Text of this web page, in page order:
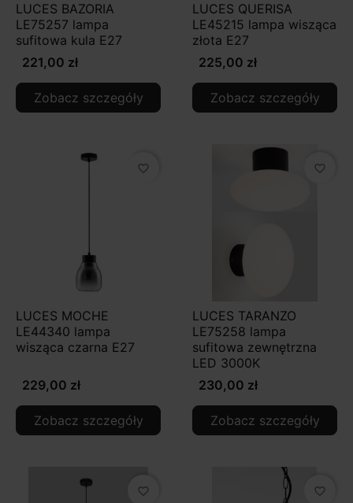
LUCES BAZORIA
LE75257 lampa
sufitowa kula E27
221,00 zł
Zobacz szczegóły
LUCES QUERISA
LE45215 lampa wisząca
złota E27
225,00 zł
Zobacz szczegóły
favorite_border
LUCES MOCHE
LE44340 lampa
wisząca czarna E27
229,00 zł
Zobacz szczegóły
favorite_border
LUCES TARANZO
LE75258 lampa
sufitowa zewnętrzna
LED 3000K
230,00 zł
Zobacz szczegóły
favorite_border favorite_border